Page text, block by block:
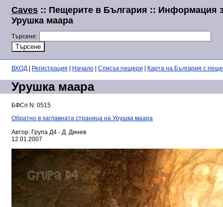
Caves :: Пещерите в България :: Информация
Урушка маара
Търсене:
ВХОД Регистрация Начало Списък пещери Карта на България с
Урушка маара
БФСп N: 0515
Обратно в заглавната страница на Урушка маара
Автор: Група Д4 - Д. Динев
12.01.2007